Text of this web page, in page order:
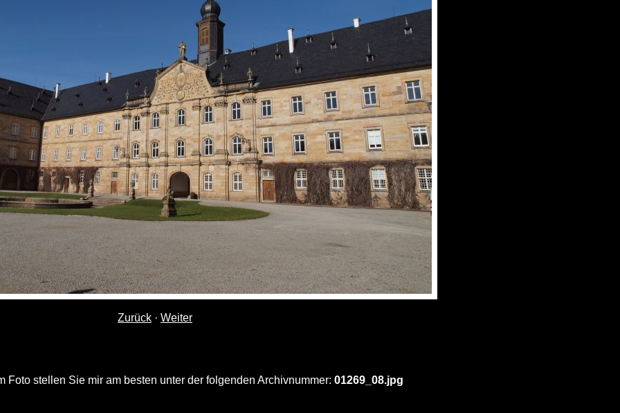
Zurück · Weiter
Foto stellen Sie mir am besten unter der folgenden Archivnummer: 01269_08.jpg